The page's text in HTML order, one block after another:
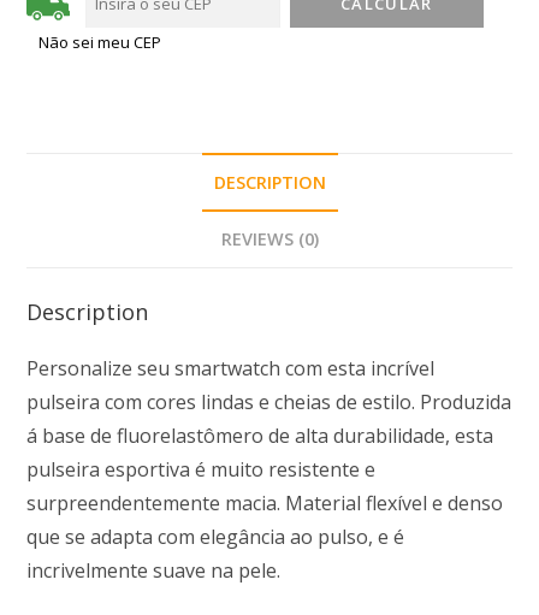
Não sei meu CEP
DESCRIPTION
REVIEWS (0)
Description
Personalize seu smartwatch com esta incrível
pulseira com cores lindas e cheias de estilo. Produzida
á base de fluorelastômero de alta durabilidade, esta
pulseira esportiva é muito resistente e
surpreendentemente macia. Material flexível e denso
que se adapta com elegância ao pulso, e é
incrivelmente suave na pele.